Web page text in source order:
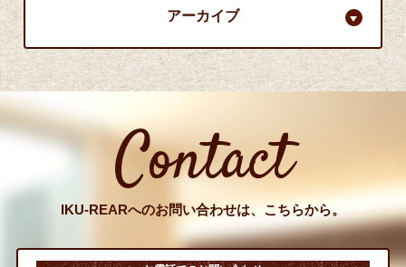
アーカイブ
Contact
IKU-REARへのお問い合わせは、こちらから。